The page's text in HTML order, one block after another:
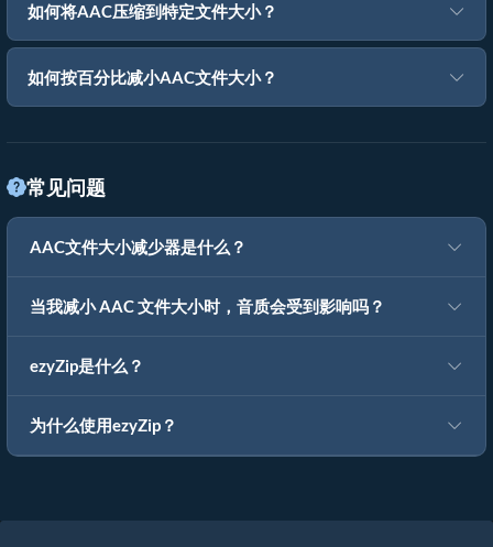
如何将AAC压缩到特定文件大小？
如何按百分比减小AAC文件大小？
常见问题
AAC文件大小减少器是什么？
当我减小 AAC 文件大小时，音质会受到影响吗？
ezyZip是什么？
为什么使用ezyZip？